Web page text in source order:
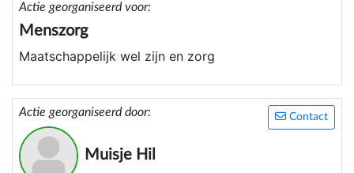
Actie georganiseerd voor:
Menszorg
Maatschappelijk wel zijn en zorg
Contact
Actie georganiseerd door:
Muisje Hil